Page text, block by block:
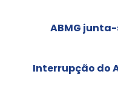
ABMG
Interrupção do